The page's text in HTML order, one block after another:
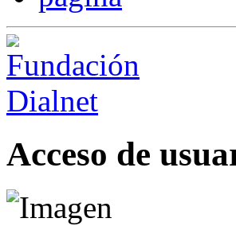
Acceso de